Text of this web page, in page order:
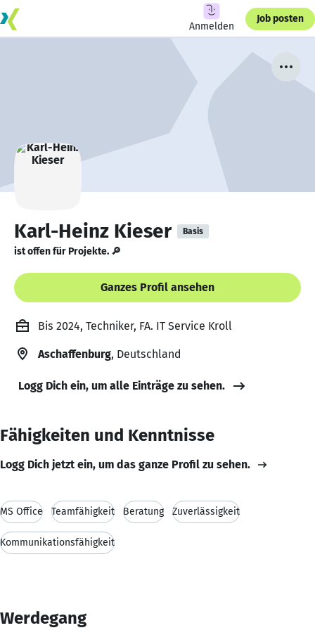
Anmelden
Job posten
Karl-Heinz Kieser Basis
ist offen für Projekte. 🔎
Ganzes Profil ansehen
Bis 2024, Techniker, FA. IT Service Kroll
Aschaffenburg, Deutschland
Logg Dich ein, um alle Einträge zu sehen.
Fähigkeiten und Kenntnisse
Logg Dich jetzt ein, um das ganze Profil zu sehen.
MS Office Teamfähigkeit Beratung Zuverlässigkeit
Kommunikationsfähigkeit
Werdegang